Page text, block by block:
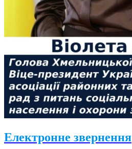
Електронне звернення